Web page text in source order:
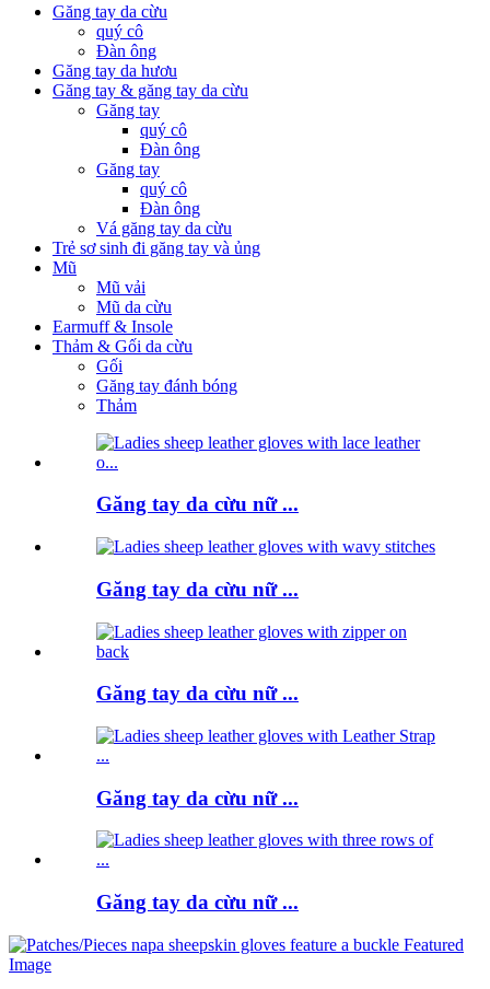
Găng tay da cừu
quý cô
Đàn ông
Găng tay da hươu
Găng tay & găng tay da cừu
Găng tay
quý cô
Đàn ông
Găng tay
quý cô
Đàn ông
Vá găng tay da cừu
Trẻ sơ sinh đi găng tay và ủng
Mũ
Mũ vải
Mũ da cừu
Earmuff & Insole
Thảm & Gối da cừu
Gối
Găng tay đánh bóng
Thảm
Găng tay da cừu nữ ...
Găng tay da cừu nữ ...
Găng tay da cừu nữ ...
Găng tay da cừu nữ ...
Găng tay da cừu nữ ...